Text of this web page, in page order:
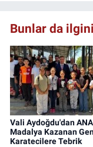
Bunlar da
Vali Aydoğdu'dan
Madalya Kazanan
Karatecilere Tebrik